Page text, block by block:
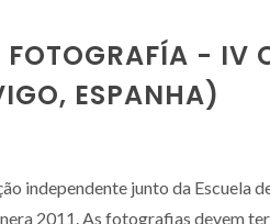
- IV
ESPANHA)
independente junto da Escuela
2011. As fotografias devem